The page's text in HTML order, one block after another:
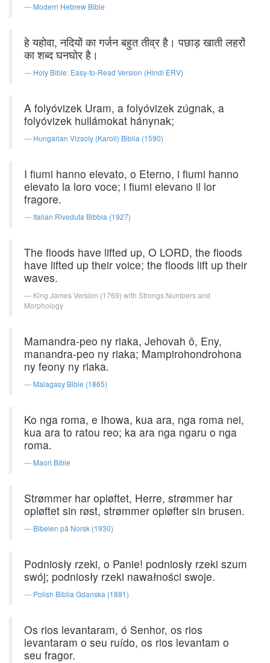
Modern Hebrew Bible
हे यहोवा, नदियों का गर्जन बहुत तीव्र है। पछाड़ खाती लहरों
का शब्द घनघोर है।
Holy Bible: Easy-to-Read Version (Hindi ERV)
A folyóvizek Uram, a folyóvizek zúgnak, a
folyóvizek hullámokat hánynak;
Hungarian Vizsoly (Karoli) Biblia (1590)
I fiumi hanno elevato, o Eterno, i fiumi hanno
elevato la loro voce; i fiumi elevano il lor
fragore.
Italian Riveduta Bibbia (1927)
The floods have lifted up, O LORD, the floods
have lifted up their voice; the floods lift up their
waves.
King James Version (1769) with Strongs Numbers and
Morphology
Mamandra-peo ny riaka, Jehovah ô, Eny,
manandra-peo ny riaka; Mampirohondrohona
ny feony ny riaka.
Malagasy Bible (1865)
Ko nga roma, e Ihowa, kua ara, nga roma nei,
kua ara to ratou reo; ka ara nga ngaru o nga
roma.
Maori Bible
Strømmer har opløftet, Herre, strømmer har
opløftet sin røst, strømmer opløfter sin brusen.
Bibelen på Norsk (1930)
Podniosły rzeki, o Panie! podniosły rzeki szum
swój; podniosły rzeki nawałności swoje.
Polish Biblia Gdanska (1881)
Os rios levantaram, ó Senhor, os rios
levantaram o seu ruído, os rios levantam o
seu fragor.